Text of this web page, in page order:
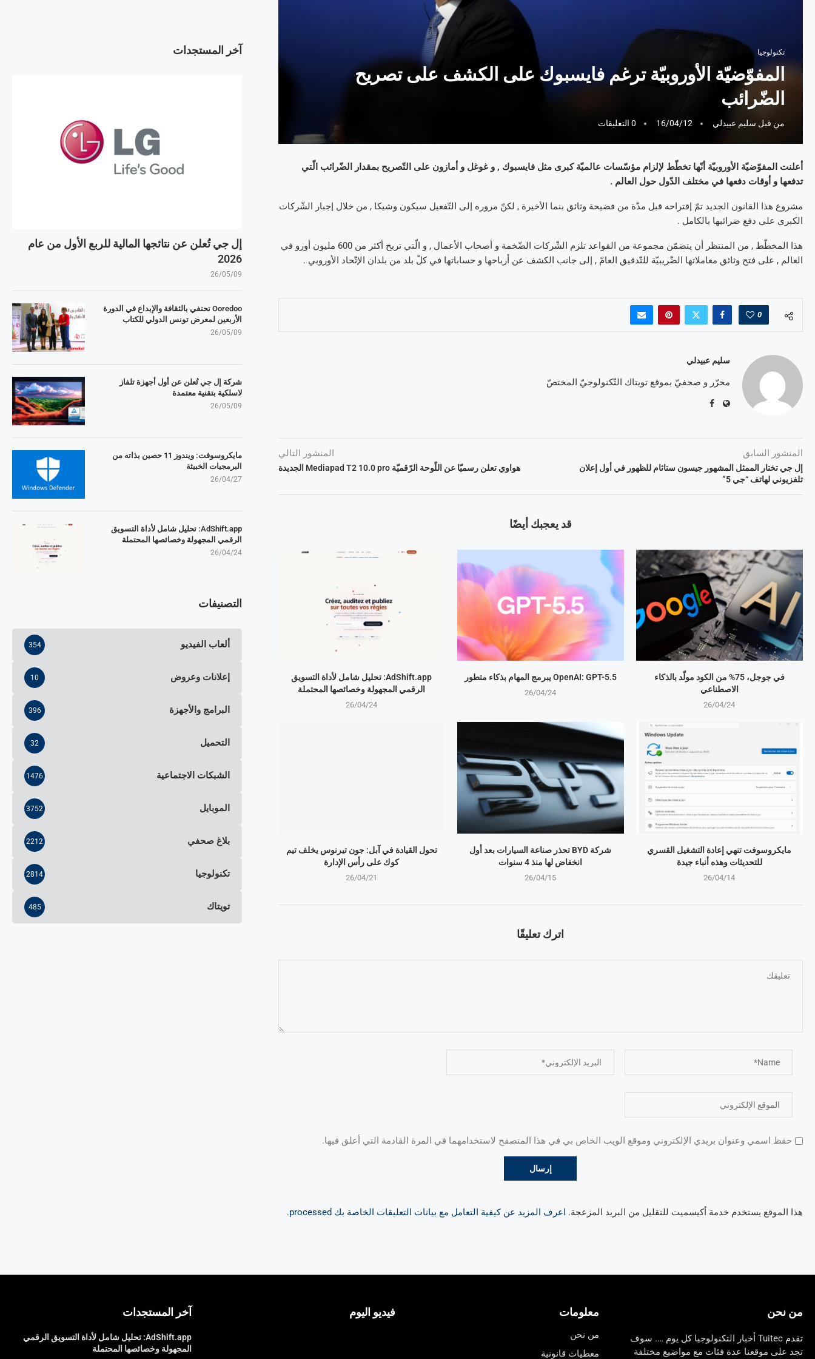
تكنولوجيا
المفوّضيّة الأوروبيّة ترغم فايسبوك على الكشف على تصريح
الضّرائب
من قبل سليم عبيدلي 16/04/12 0 التعليقات
أعلنت المفوّضيّة الأوروبيّة أنّها تخطّط لإلزام مؤسّسات عالميّة كبرى مثل فايسبوك , و غوغل و أمازون على التّصريح بمقدار الضّرائب الّتي
تدفعها و أوقات دفعها في مختلف الدّول حول العالم .
مشروع هذا القانون الجديد تمّ إقتراحه قبل مدّة من فضيحة وثائق بنما الأخيرة , لكنّ مروره إلى التّفعيل سيكون وشيكا , من خلال إجبار الشّركات
الكبرى على دفع ضرائبها بالكامل .
هذا المخطّط , من المنتظر أن يتضمّن مجموعة من القواعد تلزم الشّركات الضّخمة و أصحاب الأعمال , و الّتي تربح أكثر من 600 مليون أورو في
العالم , على فتح وثائق معاملاتها الضّريبيّة للتّدقيق العامّ , إلى جانب الكشف عن أرباحها و حساباتها في كلّ بلد من بلدان الإتّحاد الأوروبي .
0
سليم عبيدلي
محرّر و صحفيّ بموقع تويتاك التّكنولوجيّ المختصّ
المنشور السابق
إل جي تختار الممثل المشهور جيسون ستاثام للظهور في أول إعلان
تلفزيوني لهاتف “جي 5”
المنشور التالي
هواوي تعلن رسميّا عن اللّوحة الرّقميّة Mediapad T2 10.0 pro الجديدة
قد يعجبك أيضًا
AdShift.app: تحليل شامل لأداة التسويق
الرقمي المجهولة وخصائصها المحتملة
26/04/24
OpenAI: GPT-5.5 يبرمج المهام بذكاء متطور
26/04/24
في جوجل، 75% من الكود مولّد بالذكاء
الاصطناعي
26/04/24
تحول القيادة في آبل: جون تيرنوس يخلف تيم
كوك على رأس الإدارة
26/04/21
شركة BYD تحذر صناعة السيارات بعد أول
انخفاض لها منذ 4 سنوات
26/04/15
مايكروسوفت تنهي إعادة التشغيل القسري
للتحديثات وهذه أنباء جيدة
26/04/14
اترك تعليقًا
حفظ اسمي وعنوان بريدي الإلكتروني وموقع الويب الخاص بي في هذا المتصفح لاستخدامهما في المرة القادمة التي أعلق فيها.
هذا الموقع يستخدم خدمة أكيسميت للتقليل من البريد المزعجة. اعرف المزيد عن كيفية التعامل مع بيانات التعليقات الخاصة بك processed .
آخر المستجدات
إل جي تُعلن عن نتائجها المالية للربع الأول من عام
2026
26/05/09
Ooredoo تحتفي بالثقافة والإبداع في الدورة
الأربعين لمعرض تونس الدولي للكتاب
26/05/09
شركة إل جي تُعلن عن أول أجهزة تلفاز
لاسلكية بتقنية معتمدة
26/05/09
مايكروسوفت: ويندوز 11 حصين بذاته من
البرمجيات الخبيثة
26/04/27
AdShift.app: تحليل شامل لأداة التسويق
الرقمي المجهولة وخصائصها المحتملة
26/04/24
التصنيفات
ألعاب الفيديو 354
إعلانات وعروض 10
البرامج والأجهزة 396
التحميل 32
الشبكات الاجتماعية 1476
الموبايل 3752
بلاغ صحفي 2212
تكنولوجيا 2814
تويتاك 485
من نحن
تقدم Tuitec أخبار التكنولوجيا كل يوم …. سوف
تجد على موقعنا عدة فئات مع مواضيع مختلفة
معلومات
من نحن
معطيات قانونية
فيديو اليوم آخر المستجدات
AdShift.app: تحليل شامل لأداة التسويق الرقمي
المجهولة وخصائصها المحتملة